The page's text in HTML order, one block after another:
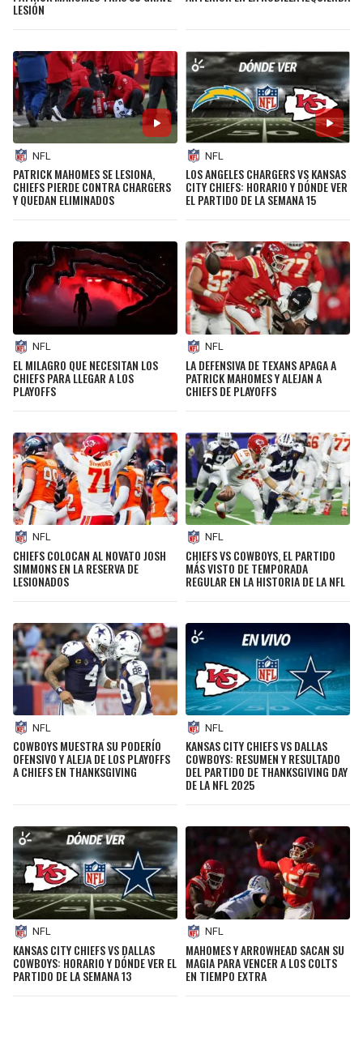
LESIÓN
NFL
PATRICK MAHOMES SE LESIONA,
CHIEFS PIERDE CONTRA CHARGERS
Y QUEDAN ELIMINADOS
NFL
LOS ANGELES CHARGERS VS KANSAS
CITY CHIEFS: HORARIO Y DÓNDE VER
EL PARTIDO DE LA SEMANA 15
NFL
EL MILAGRO QUE NECESITAN LOS
CHIEFS PARA LLEGAR A LOS
PLAYOFFS
NFL
LA DEFENSIVA DE TEXANS APAGA A
PATRICK MAHOMES Y ALEJAN A
CHIEFS DE PLAYOFFS
NFL
CHIEFS COLOCAN AL NOVATO JOSH
SIMMONS EN LA RESERVA DE
LESIONADOS
NFL
CHIEFS VS COWBOYS, EL PARTIDO
MÁS VISTO DE TEMPORADA
REGULAR EN LA HISTORIA DE LA NFL
NFL
COWBOYS MUESTRA SU PODERÍO
OFENSIVO Y ALEJA DE LOS PLAYOFFS
A CHIEFS EN THANKSGIVING
NFL
KANSAS CITY CHIEFS VS DALLAS
COWBOYS: RESUMEN Y RESULTADO
DEL PARTIDO DE THANKSGIVING DAY
DE LA NFL 2025
NFL
KANSAS CITY CHIEFS VS DALLAS
COWBOYS: HORARIO Y DÓNDE VER EL
PARTIDO DE LA SEMANA 13
NFL
MAHOMES Y ARROWHEAD SACAN SU
MAGIA PARA VENCER A LOS COLTS
EN TIEMPO EXTRA